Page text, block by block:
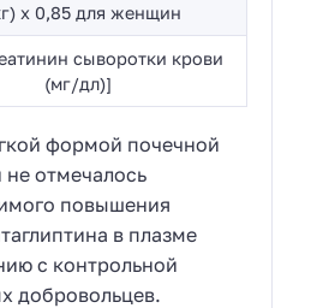
x 0,85 для женщин
сыворотки крови
(мг/дл)]
формой почечной
не отмечалось
повышения
в плазме
с контрольной
добровольцев.